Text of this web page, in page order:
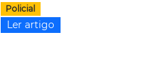
Policial
Ler artigo